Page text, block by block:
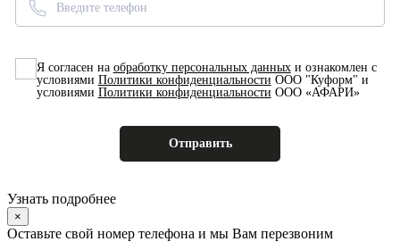
Я согласен на обработку персональных данныхи ознакомлен с
условиями Политики конфиденциальности ООО "Куформ" и
условиями Политики конфиденциальности ООО «АФАРИ»
Узнать подробнее
×
Оставьте свой номер телефона и мы Вам перезвоним